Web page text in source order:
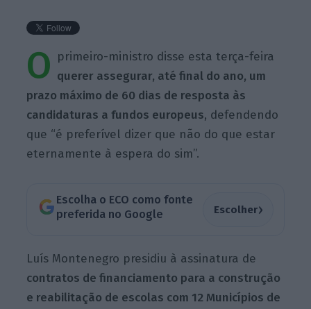
O primeiro-ministro disse esta terça-feira
querer assegurar, até final do ano, um
prazo máximo de 60 dias de resposta às
candidaturas a fundos europeus, defendendo
que “é preferível dizer que não do que estar
eternamente à espera do sim”.
Escolha o ECO como fonte
preferida no Google
Escolher›
Luís Montenegro presidiu à assinatura de
contratos de financiamento para a construção
e reabilitação de escolas com 12 Municípios de